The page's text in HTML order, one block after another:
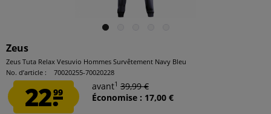
Zeus
Zeus Tuta Relax Vesuvio Hommes Survêtement Navy Bleu
No. d’article :
70020255-70020228
22.99
avant1 39,99 €
Économise : 17,00 €